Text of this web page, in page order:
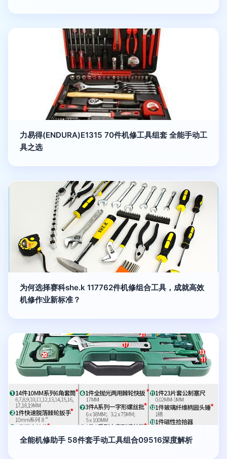
力易得(ENDURA)E1315 70件机修工具组套 全能手动工
具之选
为何选择赛科she.k 117762件机修组合工具，成就高效
机修作业新标准？
全能机修助手 58件套手动工具组合09516深度解析